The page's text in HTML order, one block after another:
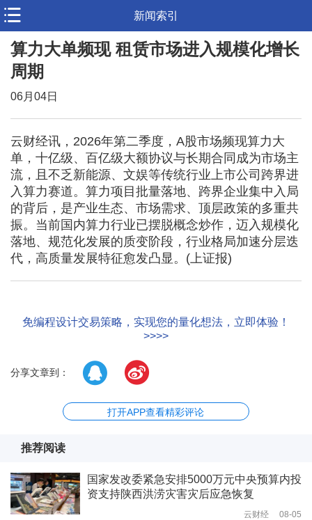
新闻索引
算力大单频现 租赁市场进入规模化增长
周期
06月04日
云财经讯，2026年第二季度，A股市场频现算力大
单，十亿级、百亿级大额协议与长期合同成为市场主
流，且不乏新能源、文娱等传统行业上市公司跨界进
入算力赛道。算力项目批量落地、跨界企业集中入局
的背后，是产业生态、市场需求、顶层政策的多重共
振。当前国内算力行业已摆脱概念炒作，迈入规模化
落地、规范化发展的质变阶段，行业格局加速分层迭
代，高质量发展特征愈发凸显。(上证报)
免编程设计交易策略，实现您的量化想法，立即体验！
>>>>
分享文章到：
打开APP查看精彩评论
推荐阅读
国家发改委紧急安排5000万元中央预算内投
资支持陕西洪涝灾害灾后应急恢复
云财经 08-05